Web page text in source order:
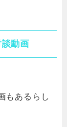
動画
もあるらし